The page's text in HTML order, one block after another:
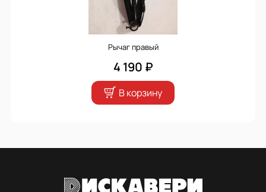
Рычаг правый
4 190 ₽
В корзину